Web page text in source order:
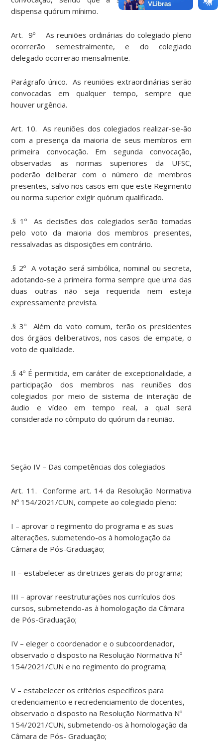
dispensa quórum mínimo.
Art. 9º As reuniões ordinárias do colegiado pleno
ocorrerão semestralmente, e do colegiado
delegado ocorrerão mensalmente.
Parágrafo único. As reuniões extraordinárias serão
convocadas em qualquer tempo, sempre que
houver urgência.
Art. 10. As reuniões dos colegiados realizar-se-ão
com a presença da maioria de seus membros em
primeira convocação. Em segunda convocação,
observadas as normas superiores da UFSC,
poderão deliberar com o número de membros
presentes, salvo nos casos em que este Regimento
ou norma superior exigir quórum qualificado.
.§ 1º As decisões dos colegiados serão tomadas
pelo voto da maioria dos membros presentes,
ressalvadas as disposições em contrário.
.§ 2º A votação será simbólica, nominal ou secreta,
adotando-se a primeira forma sempre que uma das
duas outras não seja requerida nem esteja
expressamente prevista.
.§ 3º Além do voto comum, terão os presidentes
dos órgãos deliberativos, nos casos de empate, o
voto de qualidade.
.§ 4º É permitida, em caráter de excepcionalidade, a
participação dos membros nas reuniões dos
colegiados por meio de sistema de interação de
áudio e vídeo em tempo real, a qual será
considerada no cômputo do quórum da reunião.
Seção IV – Das competências dos colegiados
Art. 11. Conforme art. 14 da Resolução Normativa
Nº 154/2021/CUN, compete ao colegiado pleno:
I – aprovar o regimento do programa e as suas
alterações, submetendo-os à homologação da
Câmara de Pós-Graduação;
II – estabelecer as diretrizes gerais do programa;
III – aprovar reestruturações nos currículos dos
cursos, submetendo-as à homologação da Câmara
de Pós-Graduação;
IV – eleger o coordenador e o subcoordenador,
observado o disposto na Resolução Normativa Nº
154/2021/CUN e no regimento do programa;
V – estabelecer os critérios específicos para
credenciamento e recredenciamento de docentes,
observado o disposto na Resolução Normativa Nº
154/2021/CUN, submetendo-os à homologação da
Câmara de Pós- Graduação;